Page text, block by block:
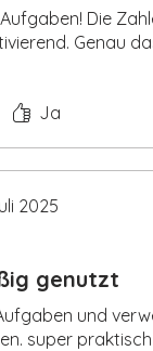
Die
Genau
Ja
2025
genutzt
und
super